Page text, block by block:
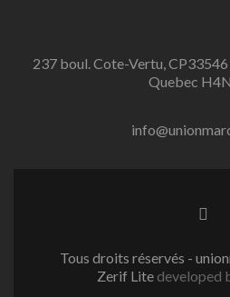
237 boul. Cote-Vertu,
Quebec
Tous droits réservés -
Zerif Lite developed